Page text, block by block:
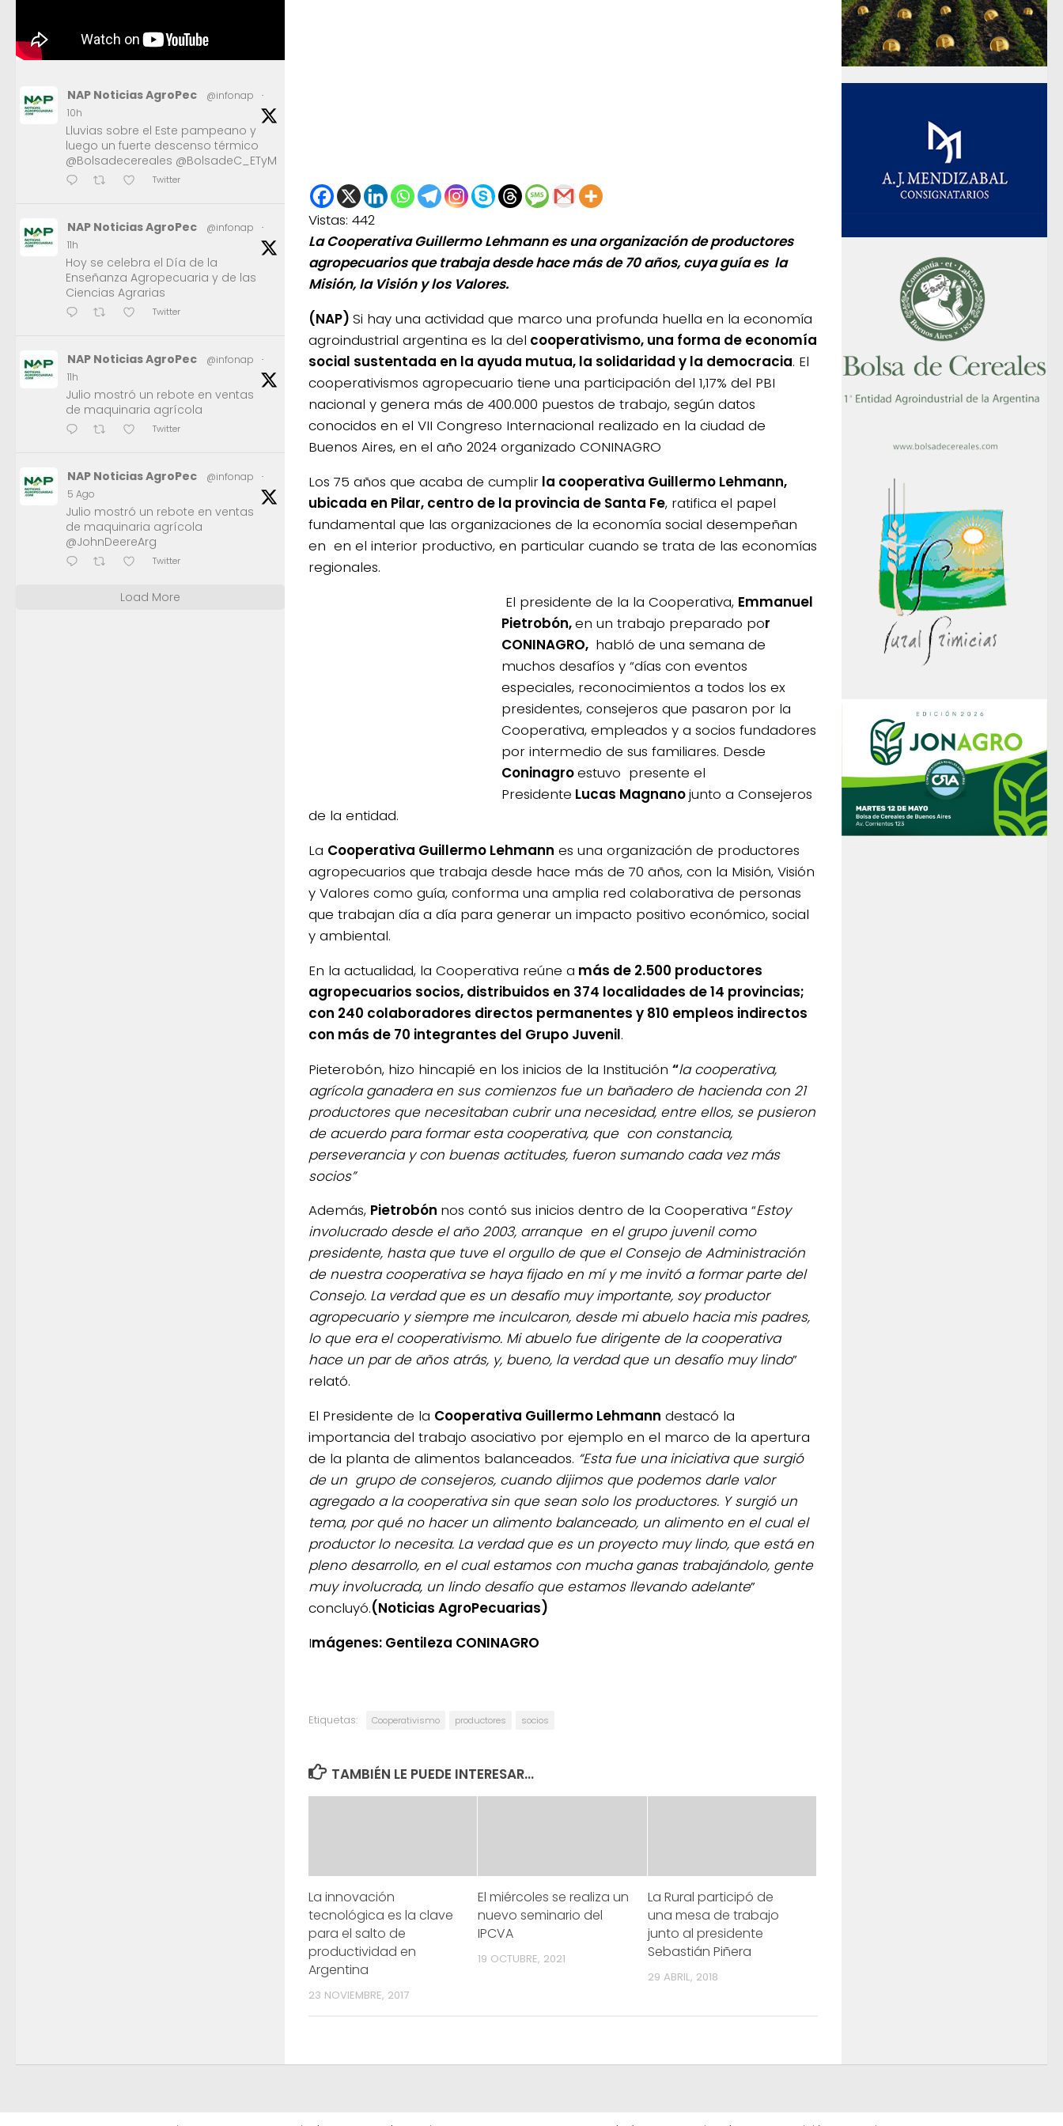
Vistas: 442
La Cooperativa Guillermo Lehmann es una organización de productores
agropecuarios que trabaja desde hace más de 70 años, cuya guía es la
Misión, la Visión y los Valores.
(NAP) Si hay una actividad que marco una profunda huella en la economía
agroindustrial argentina es la del cooperativismo, una forma de economía
social sustentada en la ayuda mutua, la solidaridad y la democracia. El
cooperativismos agropecuario tiene una participación del 1,17% del PBI
nacional y genera más de 400.000 puestos de trabajo, según datos
conocidos en el VII Congreso Internacional realizado en la ciudad de
Buenos Aires, en el año 2024 organizado CONINAGRO
Los 75 años que acaba de cumplir la cooperativa Guillermo Lehmann,
ubicada en Pilar, centro de la provincia de Santa Fe, ratifica el papel
fundamental que las organizaciones de la economía social desempeñan
en en el interior productivo, en particular cuando se trata de las economías
regionales.
El presidente de la la Cooperativa, Emmanuel
Pietrobón,en un trabajo preparado por
CONINAGRO, habló de una semana de
muchos desafíos y “días con eventos
especiales, reconocimientos a todos los ex
presidentes, consejeros que pasaron por la
Cooperativa, empleados y a socios fundadores
por intermedio de sus familiares. Desde
Coninagroestuvo presente el
Presidente Lucas Magnanojunto a Consejeros
de la entidad.
La Cooperativa Guillermo Lehmann es una organización de productores
agropecuarios que trabaja desde hace más de 70 años, con la Misión, Visión
y Valores como guía, conforma una amplia red colaborativa de personas
que trabajan día a día para generar un impacto positivo económico, social
y ambiental.
En la actualidad, la Cooperativa reúne a más de 2.500 productores
agropecuarios socios, distribuidos en 374 localidades de 14 provincias;
con 240 colaboradores directos permanentes y 810 empleos indirectos
con más de 70 integrantes del Grupo Juvenil.
Pieterobón, hizo hincapié en los inicios de la Institución “la cooperativa,
agrícola ganadera en sus comienzos fue un bañadero de hacienda con 21
productores que necesitaban cubrir una necesidad, entre ellos, se pusieron
de acuerdo para formar esta cooperativa, que con constancia,
perseverancia y con buenas actitudes, fueron sumando cada vez más
socios”
Además, Pietrobón nos contó sus inicios dentro de la Cooperativa “Estoy
involucrado desde el año 2003, arranque en el grupo juvenil como
presidente, hasta que tuve el orgullo de que el Consejo de Administración
de nuestra cooperativa se haya fijado en mí y me invitó a formar parte del
Consejo. La verdad que es un desafío muy importante, soy productor
agropecuario y siempre me inculcaron, desde mi abuelo hacia mis padres,
lo que era el cooperativismo. Mi abuelo fue dirigente de la cooperativa
hace un par de años atrás, y, bueno, la verdad que un desafío muy lindo”
relató.
El Presidente de la Cooperativa Guillermo Lehmann destacó la
importancia del trabajo asociativo por ejemplo en el marco de la apertura
de la planta de alimentos balanceados. “Esta fue una iniciativa que surgió
de un grupo de consejeros, cuando dijimos que podemos darle valor
agregado a la cooperativa sin que sean solo los productores. Y surgió un
tema, por qué no hacer un alimento balanceado, un alimento en el cual el
productor lo necesita. La verdad que es un proyecto muy lindo, que está en
pleno desarrollo, en el cual estamos con mucha ganas trabajándolo, gente
muy involucrada, un lindo desafío que estamos llevando adelante”
concluyó.(Noticias AgroPecuarias)
Imágenes: Gentileza CONINAGRO
Etiquetas: Cooperativismo productores socios
TAMBIÉN LE PUEDE INTERESAR...
La innovación
tecnológica es la clave
para el salto de
productividad en
Argentina
23 NOVIEMBRE, 2017
El miércoles se realiza un
nuevo seminario del
IPCVA
19 OCTUBRE, 2021
La Rural participó de
una mesa de trabajo
junto al presidente
Sebastián Piñera
29 ABRIL, 2018
NAP Noticias AgroPec @infonap
·
10h
Lluvias sobre el Este pampeano y
luego un fuerte descenso térmico
@Bolsadecereales @BolsadeC_ETyM
Twitter
NAP Noticias AgroPec @infonap
·
11h
Hoy se celebra el Día de la
Enseñanza Agropecuaria y de las
Ciencias Agrarias
Twitter
NAP Noticias AgroPec @infonap
·
11h
Julio mostró un rebote en ventas
de maquinaria agrícola
Twitter
NAP Noticias AgroPec @infonap
·
5 Ago
Julio mostró un rebote en ventas
de maquinaria agrícola
@JohnDeereArg
Twitter
Load More